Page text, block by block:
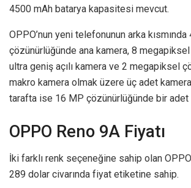
4500 mAh batarya kapasitesi mevcut.
OPPO’nun yeni telefonunun arka
çözünürlüğünde ana kamera, 8
ultra geniş açılı kamera ve 2 megapiksel
makro kamera olmak üzere üç adet
tarafta ise 16 MP çözünürlüğünde bir adet
OPPO Reno 9A Fiyatı
İki farklı renk seçeneğine sahip olan
289 dolar civarında fiyat etiketine sahip.